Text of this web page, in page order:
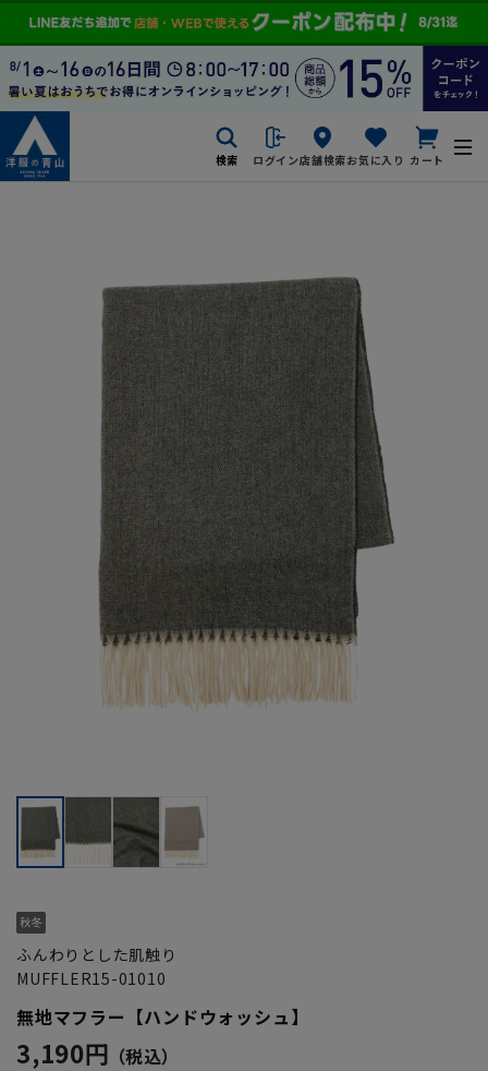
検索 ログイン店舗検索お気に入り カート
ふんわりとした肌触り
MUFFLER15-01010
無地マフラー【ハンドウォッシュ】
3,190円